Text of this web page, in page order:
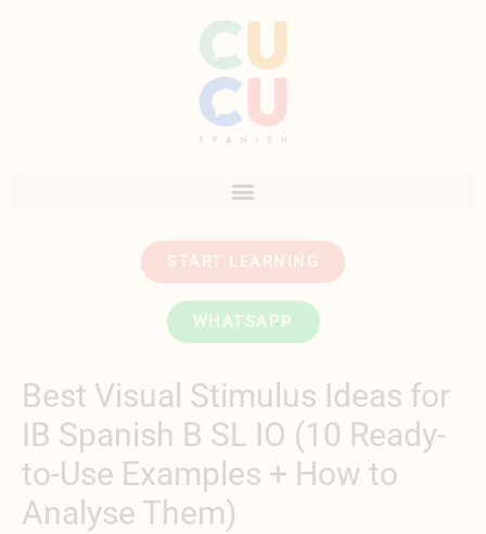
START LEARNING
WHATSAPP
Best Visual Stimulus Ideas for
IB Spanish B SL IO (10 Ready-
to-Use Examples + How to
Analyse Them)